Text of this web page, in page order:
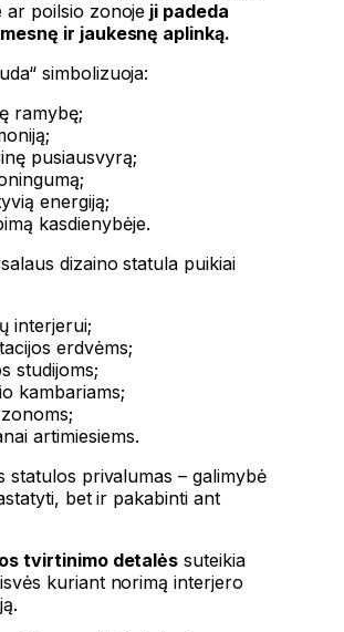
ar poilsio zonoje ji padeda
ir jaukesnę aplinką.
simbolizuoja:
ramybę;
pusiausvyrą;
energiją;
kasdienybėje.
dizaino statula puikiai
interjerui;
erdvėms;
studijoms;
kambariams;
artimiesiems.
statulos privalumas – galimybė
bet ir pakabinti ant
tvirtinimo detalės suteikia
kuriant norimą interjero